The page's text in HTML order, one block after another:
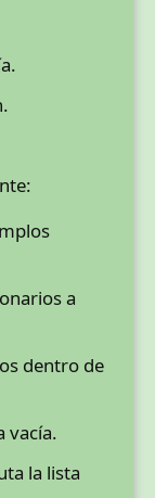
a
dentro de
vacía.
la lista